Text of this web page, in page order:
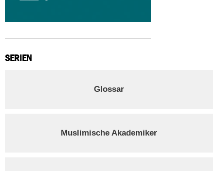
SERIEN
Glossar
Muslimische Akademiker